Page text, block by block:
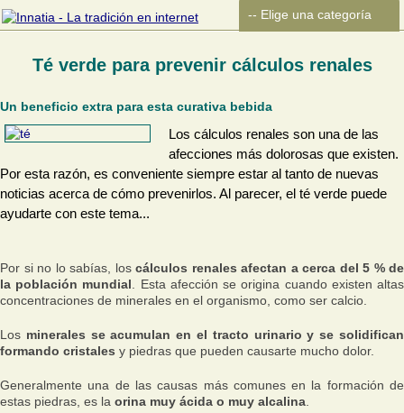
Té verde para prevenir cálculos renales
Un beneficio extra para esta curativa bebida
Los cálculos renales son una de las
afecciones más dolorosas que existen.
Por esta razón, es conveniente siempre estar al tanto de nuevas
noticias acerca de cómo prevenirlos. Al parecer, el té verde puede
ayudarte con este tema...
Por si no lo sabías, los cálculos renales afectan a cerca del 5 % de
la población mundial . Esta afección se origina cuando existen altas
concentraciones de minerales en el organismo, como ser calcio.
Los minerales se acumulan en el tracto urinario y se solidifican
formando cristales y piedras que pueden causarte mucho dolor.
Generalmente una de las causas más comunes en la formación de
estas piedras, es la orina muy ácida o muy alcalina